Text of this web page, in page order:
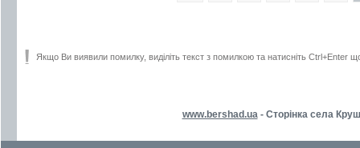
Якщо Ви виявили помилку, виділіть текст з помилкою та натисніть Ctrl+Enter
www.bershad.ua - Сторінка села